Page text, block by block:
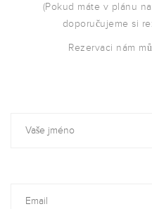
(Pokud máte v plánu
doporučujeme si
Rezervaci nám